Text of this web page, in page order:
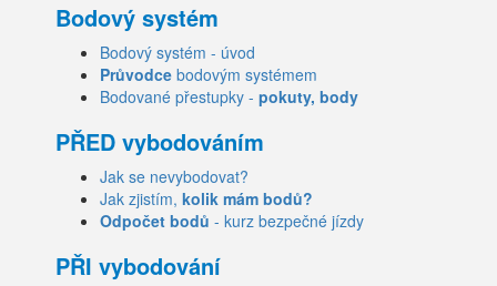
Bodový systém
Bodový systém - úvod
Průvodce bodovým systémem
Bodované přestupky - pokuty, body
PŘED vybodováním
Jak se nevybodovat?
Jak zjistím, kolik mám bodů?
Odpočet bodů - kurz bezpečné jízdy
PŘI vybodování